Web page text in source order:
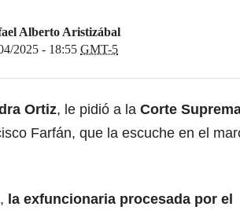
Alberto Aristizábal
2025 - 18:55 GMT-5
Ortiz, le pidió a la Corte
Farfán, que la escuche en el
la exfuncionaria procesada por el